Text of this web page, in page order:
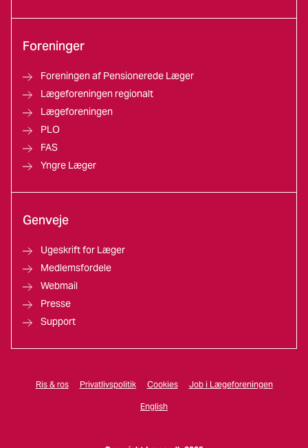
Foreninger
Foreningen af Pensionerede Læger
Lægeforeningen regionalt
Lægeforeningen
PLO
FAS
Yngre Læger
Genveje
Ugeskrift for Læger
Medlemsfordele
Webmail
Presse
Support
Ris & ros Privatlivspolitik Cookies Job i Lægeforeningen
English